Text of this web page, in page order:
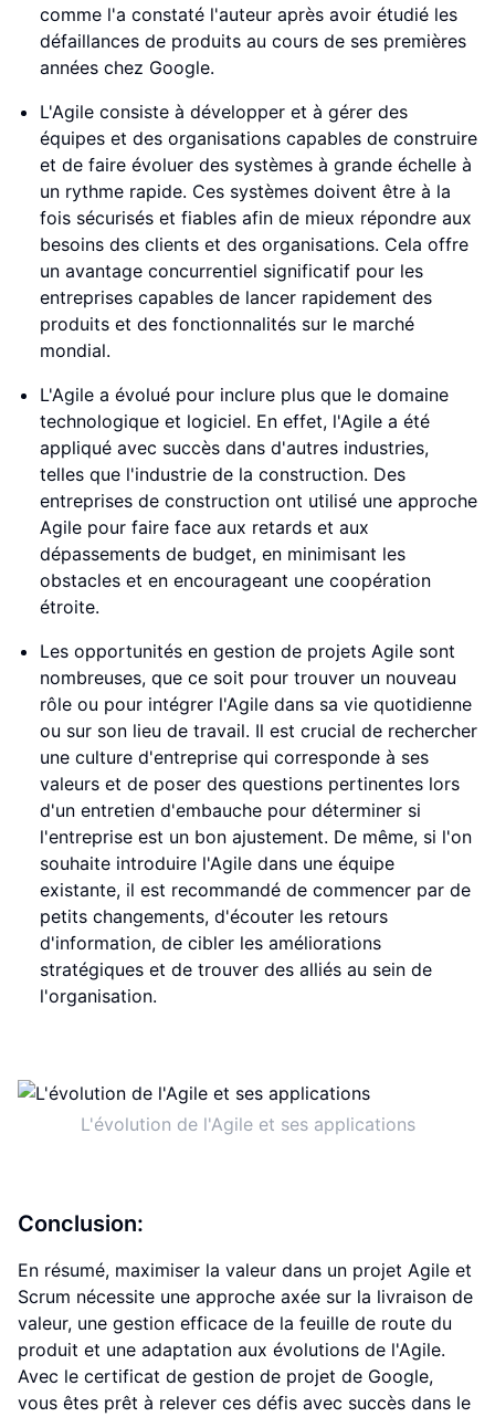
comme l'a constaté l'auteur après avoir étudié les
défaillances de produits au cours de ses premières
années chez Google.
L'Agile consiste à développer et à gérer des
équipes et des organisations capables de construire
et de faire évoluer des systèmes à grande échelle à
un rythme rapide. Ces systèmes doivent être à la
fois sécurisés et fiables afin de mieux répondre aux
besoins des clients et des organisations. Cela offre
un avantage concurrentiel significatif pour les
entreprises capables de lancer rapidement des
produits et des fonctionnalités sur le marché
mondial.
L'Agile a évolué pour inclure plus que le domaine
technologique et logiciel. En effet, l'Agile a été
appliqué avec succès dans d'autres industries,
telles que l'industrie de la construction. Des
entreprises de construction ont utilisé une approche
Agile pour faire face aux retards et aux
dépassements de budget, en minimisant les
obstacles et en encourageant une coopération
étroite.
Les opportunités en gestion de projets Agile sont
nombreuses, que ce soit pour trouver un nouveau
rôle ou pour intégrer l'Agile dans sa vie quotidienne
ou sur son lieu de travail. Il est crucial de rechercher
une culture d'entreprise qui corresponde à ses
valeurs et de poser des questions pertinentes lors
d'un entretien d'embauche pour déterminer si
l'entreprise est un bon ajustement. De même, si l'on
souhaite introduire l'Agile dans une équipe
existante, il est recommandé de commencer par de
petits changements, d'écouter les retours
d'information, de cibler les améliorations
stratégiques et de trouver des alliés au sein de
l'organisation.
L'évolution de l'Agile et ses applications
Conclusion:
En résumé, maximiser la valeur dans un projet Agile et
Scrum nécessite une approche axée sur la livraison de
valeur, une gestion efficace de la feuille de route du
produit et une adaptation aux évolutions de l'Agile.
Avec le certificat de gestion de projet de Google,
vous êtes prêt à relever ces défis avec succès dans le